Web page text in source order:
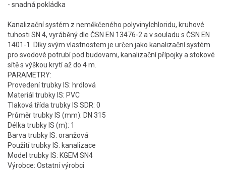
- snadná pokládka
Kanalizační systém z neměkčeného polyvinylchloridu, kruhové
tuhosti SN 4, vyráběný dle ČSN EN 13476-2 a v souladu s ČSN EN
1401-1. Díky svým vlastnostem je určen jako kanalizační systém
pro svodové potrubí pod budovami, kanalizační přípojky a stokové
sítě s výškou krytí až do 4 m.
PARAMETRY:
Provedení trubky IS: hrdlová
Materiál trubky IS: PVC
Tlaková třída trubky IS SDR: 0
Průměr trubky IS (mm): DN 315
Délka trubky IS (m): 1
Barva trubky IS: oranžová
Použití trubky IS: kanalizace
Model trubky IS: KGEM SN4
Výrobce: Ostatní výrobci